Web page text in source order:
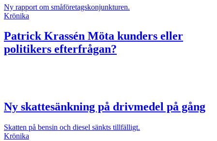
Ny rapport om småföretagskonjunkturen.
Krönika
Patrick Krassén Möta kunders eller
politikers efterfrågan?
Ny skattesänkning på drivmedel på gång
Skatten på bensin och diesel sänkts tillfälligt.
Krönika